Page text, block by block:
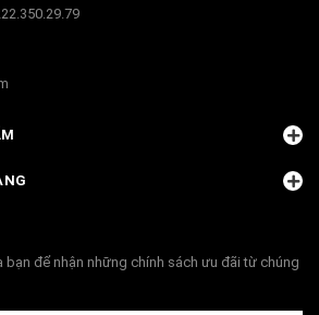
bạn để nhận những chính sách ưu đãi từ chúng